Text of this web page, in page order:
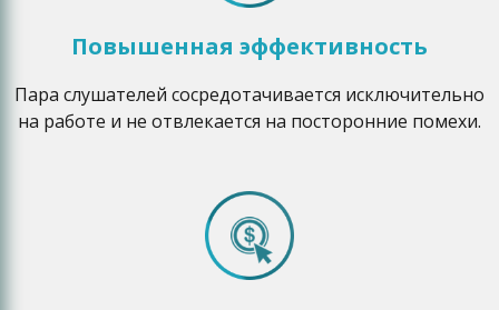
Повышенная эффективность
Пара слушателей сосредотачивается исключительно
на работе и не отвлекается на посторонние помехи.